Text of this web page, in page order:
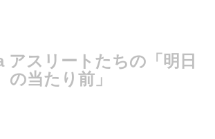
アスリートたちの「明日
の当たり前」